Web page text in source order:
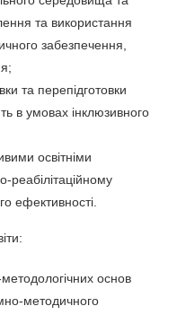
та використання
забезпечення,
та перепідготовки
в умовах інклюзивного
освітніми
реабілітаційному
ефективності.
основ
методичного